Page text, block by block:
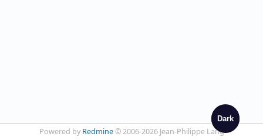
Dark
Powered by Redmine© 2006-2026 Jean-Philippe Lang